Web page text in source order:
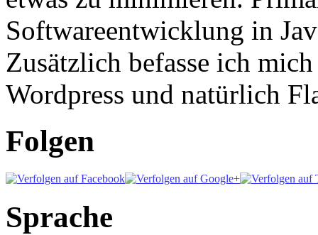
Softwareentwicklung in
Zusätzlich befasse ich
Wordpress und natürlich
Folgen
Sprache